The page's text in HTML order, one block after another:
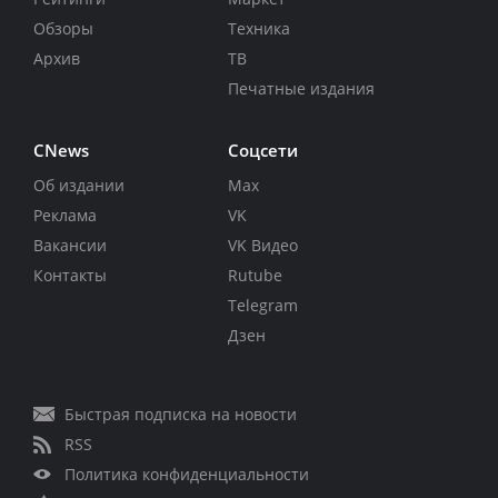
Обзоры
Архив
Техника
ТВ
Печатные издания
CNews
Об издании
Реклама
Вакансии
Контакты
Соцсети
Max
VK
VK Видео
Rutube
Telegram
Дзен
Быстрая подписка на новости
RSS
Политика конфиденциальности